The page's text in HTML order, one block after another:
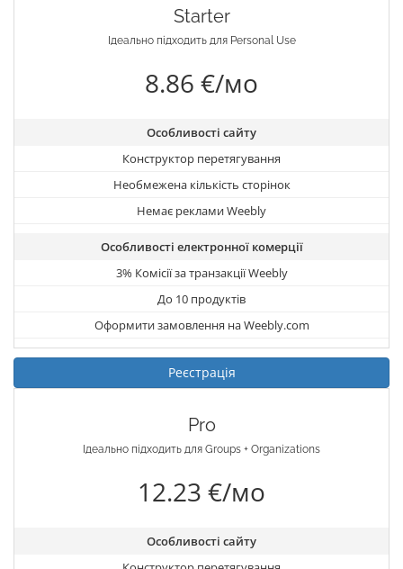
Starter
Ідеально підходить для Personal Use
8.86 €/мо
Особливості сайту
Конструктор перетягування
Необмежена кількість сторінок
Немає реклами Weebly
Особливості електронної комерції
3% Комісії за транзакції Weebly
До 10 продуктів
Оформити замовлення на Weebly.com
Реєстрація
Pro
Ідеально підходить для Groups + Organizations
12.23 €/мо
Особливості сайту